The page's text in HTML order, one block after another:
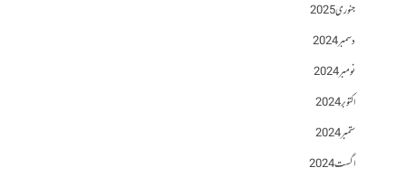
جنوری 2025
دسمبر 2024
نومبر 2024
اکتوبر 2024
ستمبر 2024
اگست 2024